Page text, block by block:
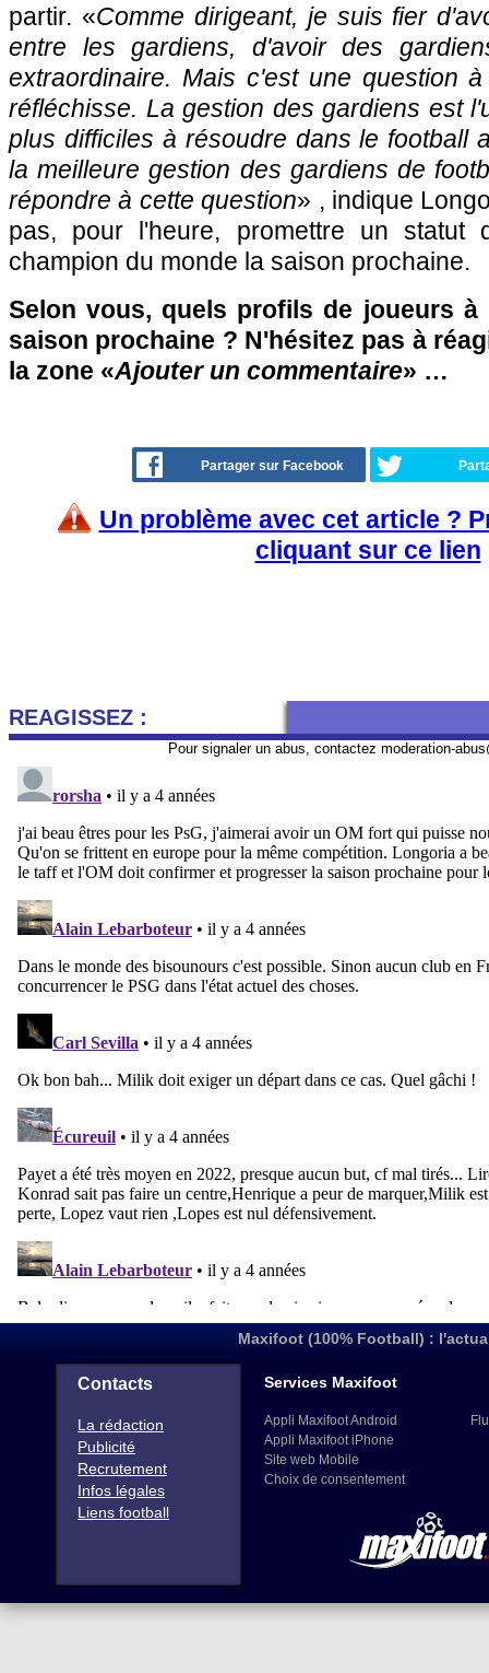
partir. «Comme dirigeant, je suis fier
entre les gardiens, d'avoir des
extraordinaire. Mais c'est une question
réfléchisse. La gestion des gardiens est
plus difficiles à résoudre dans le football
la meilleure gestion des gardiens de
répondre à cette question» , indique
pas, pour l'heure, promettre un
champion du monde la saison prochaine.
Selon vous, quels profils de joueurs à
saison prochaine ? N'hésitez pas à
la zone «Ajouter un commentaire» …
Partager sur Facebook
Un problème avec cet article ?
cliquant sur ce lien
REAGISSEZ :
Pour signaler un abus, contactez moderation-
Maxifoot (100% Football) :
Contacts
La rédaction
Publicité
Recrutement
Infos légales
Liens football
Services Maxifoot
Appli Maxifoot Android
Appli Maxifoot iPhone
Site web Mobile
Choix de consentement